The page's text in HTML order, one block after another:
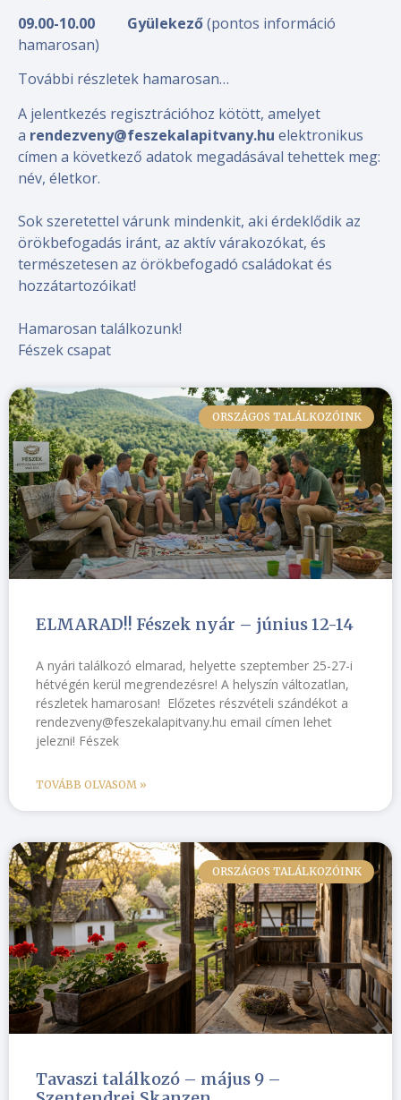
09.00-10.00 Gyülekező(pontos információ
hamarosan)
További részletek hamarosan…
A jelentkezés regisztrációhoz kötött, amelyet
a rendezveny@feszekalapitvany.hu elektronikus
címen a következő adatok megadásával tehettek meg:
név, életkor.
Sok szeretettel várunk mindenkit, aki érdeklődik az
örökbefogadás iránt, az aktív várakozókat, és
természetesen az örökbefogadó családokat és
hozzátartozóikat!
Hamarosan találkozunk!
Fészek csapat
ORSZÁGOS TALÁLKOZÓINK
ELMARAD!! Fészek nyár – június 12-14
A nyári találkozó elmarad, helyette szeptember 25-27-i
hétvégén kerül megrendezésre! A helyszín változatlan,
részletek hamarosan! Előzetes részvételi szándékot a
rendezveny@feszekalapitvany.hu email címen lehet
jelezni! Fészek
TOVÁBB OLVASOM »
ORSZÁGOS TALÁLKOZÓINK
Tavaszi találkozó – május 9 –